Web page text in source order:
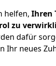
helfen, Ihren
zu
dafür
Ihr neues